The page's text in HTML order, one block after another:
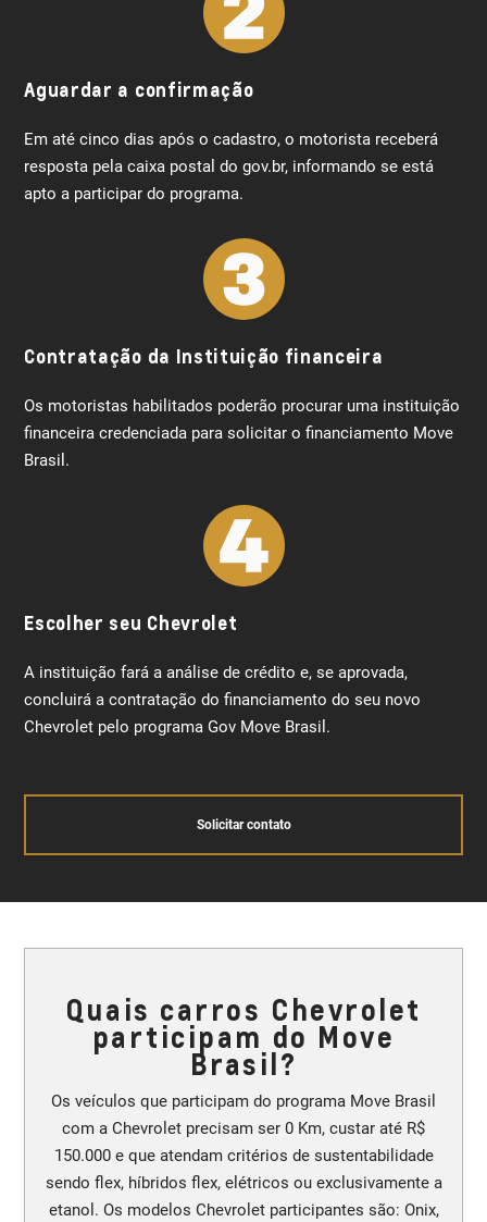
Aguardar a confirmação
Em até cinco dias após o cadastro, o motorista receberá
resposta pela caixa postal do gov.br, informando se está
apto a participar do programa.
Contratação da Instituição financeira
Os motoristas habilitados poderão procurar uma instituição
financeira credenciada para solicitar o financiamento Move
Brasil.
Escolher seu Chevrolet
A instituição fará a análise de crédito e, se aprovada,
concluirá a contratação do financiamento do seu novo
Chevrolet pelo programa Gov Move Brasil.
Solicitar contato
Quais carros Chevrolet
participam do Move
Brasil?
Os veículos que participam do programa Move Brasil
com a Chevrolet precisam ser 0 Km, custar até R$
150.000 e que atendam critérios de sustentabilidade
sendo flex, híbridos flex, elétricos ou exclusivamente a
etanol. Os modelos Chevrolet participantes são: Onix,